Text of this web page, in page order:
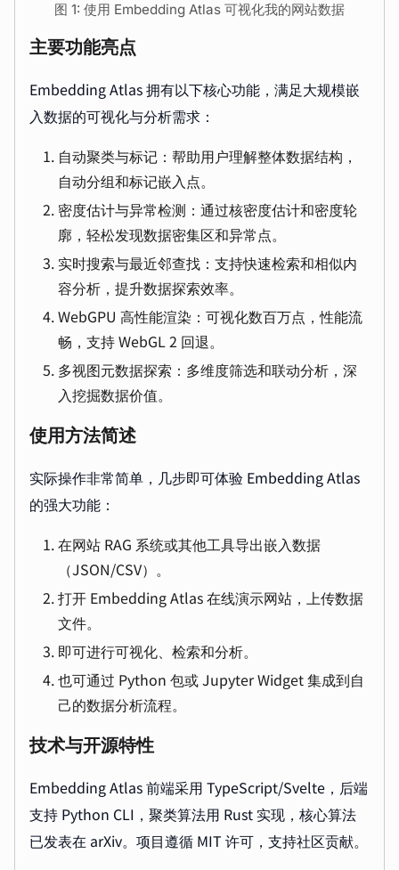
图 1: 使用 Embedding Atlas 可视化我的网站数据
主要功能亮点
Embedding Atlas 拥有以下核心功能，满足大规模嵌
入数据的可视化与分析需求：
自动聚类与标记：帮助用户理解整体数据结构，
自动分组和标记嵌入点。
密度估计与异常检测：通过核密度估计和密度轮
廓，轻松发现数据密集区和异常点。
实时搜索与最近邻查找：支持快速检索和相似内
容分析，提升数据探索效率。
WebGPU 高性能渲染：可视化数百万点，性能流
畅，支持 WebGL 2 回退。
多视图元数据探索：多维度筛选和联动分析，深
入挖掘数据价值。
使用方法简述
实际操作非常简单，几步即可体验 Embedding Atlas
的强大功能：
在网站 RAG 系统或其他工具导出嵌入数据
（JSON/CSV）。
打开 Embedding Atlas 在线演示网站，上传数据
文件。
即可进行可视化、检索和分析。
也可通过 Python 包或 Jupyter Widget 集成到自
己的数据分析流程。
技术与开源特性
Embedding Atlas 前端采用 TypeScript/Svelte，后端
支持 Python CLI，聚类算法用 Rust 实现，核心算法
已发表在 arXiv。项目遵循 MIT 许可，支持社区贡献。